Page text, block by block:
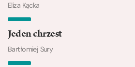
Eliza Kącka
Jeden chrzest
Bartłomiej Sury